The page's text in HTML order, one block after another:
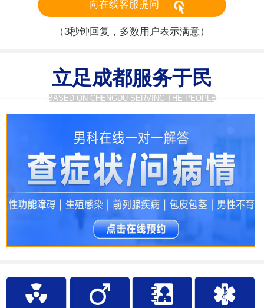
向在线客服提问
（3秒钟回复，多数用户表示满意）
立足成都服务于民
BASED ON CHENGDU SERVING THE PEOPLE